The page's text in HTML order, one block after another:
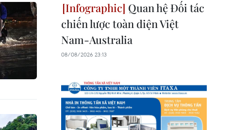
Quan hệ Đối tác
chiến lược toàn diện Việt
Nam-Australia
08/08/2026 23:13